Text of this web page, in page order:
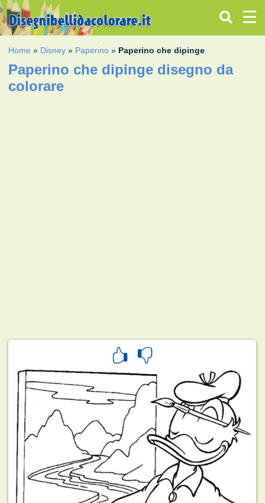
Home » Disney » Paperino » Paperino che dipinge
Paperino che dipinge disegno da
colorare